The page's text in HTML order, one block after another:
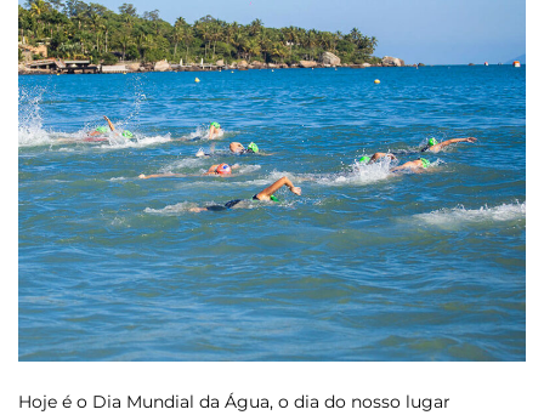
Hoje é o Dia Mundial da Água, o dia do nosso lugar